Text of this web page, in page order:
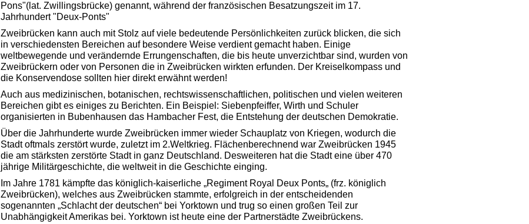
Pons"(lat. Zwillingsbrücke) genannt, während der französischen Besatzungszeit im 17.
Jahrhundert "Deux-Ponts"
Zweibrücken kann auch mit Stolz auf viele bedeutende Persönlichkeiten zurück blicken, die sich
in verschiedensten Bereichen auf besondere Weise verdient gemacht haben. Einige
weltbewegende und verändernde Errungenschaften, die bis heute unverzichtbar sind, wurden von
Zweibrückern oder von Personen die in Zweibrücken wirkten erfunden. Der Kreiselkompass und
die Konservendose sollten hier direkt erwähnt werden!
Auch aus medizinischen, botanischen, rechtswissenschaftlichen, politischen und vielen weiteren
Bereichen gibt es einiges zu Berichten. Ein Beispiel: Siebenpfeiffer, Wirth und Schuler
organisierten in Bubenhausen das Hambacher Fest, die Entstehung der deutschen Demokratie.
Über die Jahrhunderte wurde Zweibrücken immer wieder Schauplatz von Kriegen, wodurch die
Stadt oftmals zerstört wurde, zuletzt im 2.Weltkrieg. Flächenberechnend war Zweibrücken 1945
die am stärksten zerstörte Stadt in ganz Deutschland. Desweiteren hat die Stadt eine über 470
jährige Militärgeschichte, die weltweit in die Geschichte einging.
Im Jahre 1781 kämpfte das königlich-kaiserliche „Regiment Royal Deux Ponts„ (frz. königlich
Zweibrücken), welches aus Zweibrücken stammte, erfolgreich in der entscheidenden
sogenannten „Schlacht der deutschen“ bei Yorktown und trug so einen großen Teil zur
Unabhängigkeit Amerikas bei. Yorktown ist heute eine der Partnerstädte Zweibrückens.